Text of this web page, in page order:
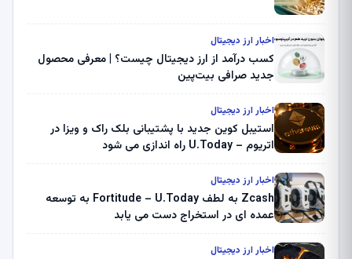
اخبار ارز دیجیتال
کسب درآمد از ارز دیجیتال چیست؟ | معرفی محصول
جدید صرافی بیت‌پین
اخبار ارز دیجیتال
استیبل کوین جدید با پشتیبانی بلک راک و ویزا در
اتریوم – U.Today راه اندازی می شود
اخبار ارز دیجیتال
Zcash به لطف Fortitude – U.Today به توسعه
عمده ای در استخراج دست می یابد
اخبار ارز دیجیتال